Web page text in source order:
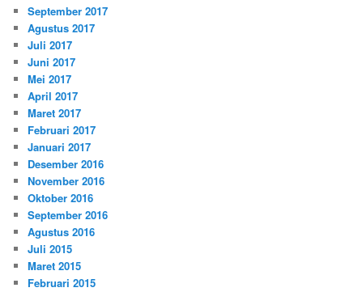
September 2017
Agustus 2017
Juli 2017
Juni 2017
Mei 2017
April 2017
Maret 2017
Februari 2017
Januari 2017
Desember 2016
November 2016
Oktober 2016
September 2016
Agustus 2016
Juli 2015
Maret 2015
Februari 2015